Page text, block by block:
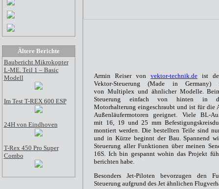
Ältere Berichte
Baubericht Mikrokopter
L-ME. Teil 1 – Basic
Modell
Im Test T-REX 600 ESP
24H von Eindhoven
T-Rex 450 Pro Super
Combo
Armin Reiser von vektor-technik.de ist
Vektor-Steuerung (Made in
von Multiplex und ähnlicher Modelle.
Steuerung einfach von hinten in
Motorhalterung eingeschraubt und ist für die
Außenläufermotoren geeignet. Viele BL-
mit 16, 19 und 25 mm
montiert werden. Die bestellten Teile sind
und in Kürze beginnt der Bau. Spannend
Steuerung aller Funktionen über meinen
16S. Ich bin gespannt wohin das Projekt
berichten habe.
Besonders Jet-Piloten bevorzugen den
Steuerung aufgrund des Jet ähnlichen